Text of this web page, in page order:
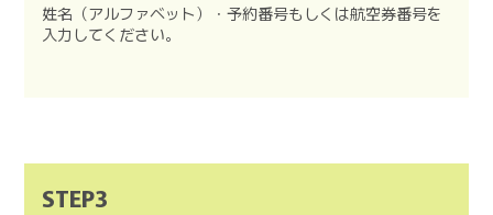
姓名（アルファベット）・予約番号もしくは航空券番号を
入力してください。
STEP3